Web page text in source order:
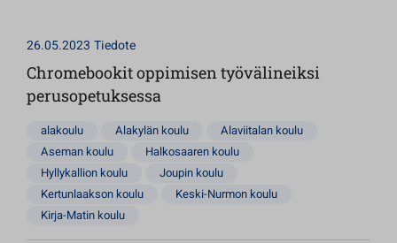
26.05.2023 Tiedote
Chromebookit oppimisen työvälineiksi
perusopetuksessa
alakoulu Alakylän koulu
Alaviitalan koulu
Aseman koulu
Halkosaaren koulu
Hyllykallion koulu
Joupin koulu
Kertunlaakson koulu
Keski-Nurmon koulu
Kirja-Matin koulu